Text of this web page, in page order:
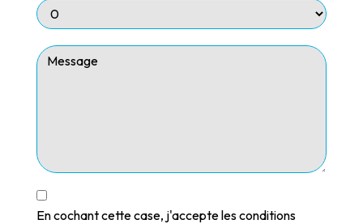
En cochant cette case, j'accepte les conditions